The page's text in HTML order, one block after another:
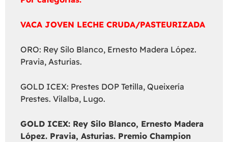
VACA JOVEN LECHE CRUDA/PASTEURIZADA
ORO: Rey Silo Blanco, Ernesto Madera López.
Pravia, Asturias.
GOLD ICEX: Prestes DOP Tetilla, Queixería
Prestes. Vilalba, Lugo.
GOLD ICEX: Rey Silo Blanco, Ernesto Madera
López. Pravia, Asturias. Premio Champion